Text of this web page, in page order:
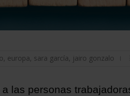
, europa, sara garcía, jairo gonzalo
las personas